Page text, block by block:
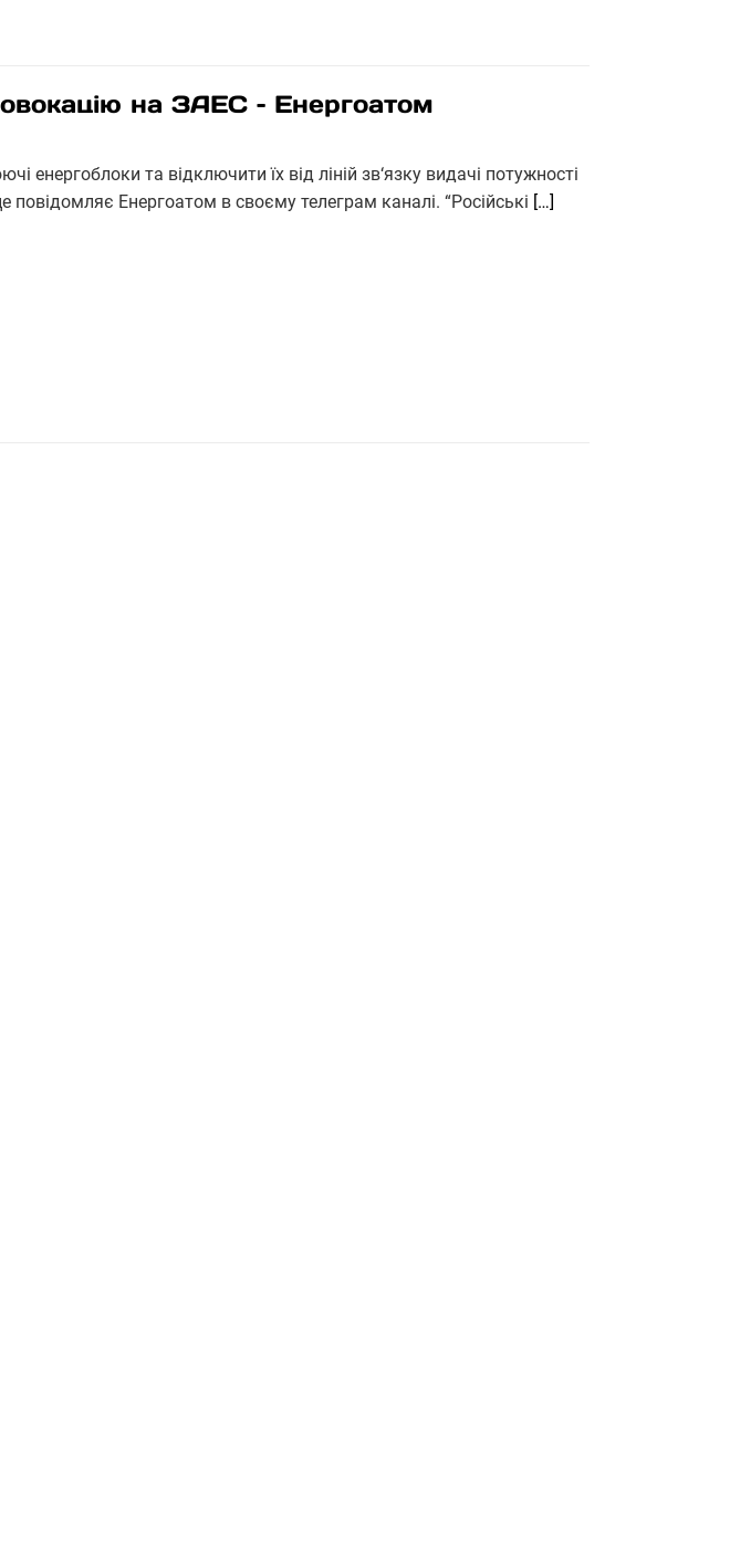
на ЗАЕС – Енергоатом
енергоблоки та відключити їх від ліній зв‘язку видачі потужності
повідомляє Енергоатом в своєму телеграм каналі. “Російські […]